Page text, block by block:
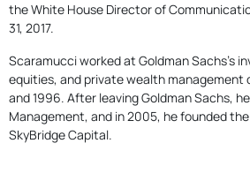
the White House Director of
31, 2017.
Scaramucci worked at Goldman Sachs's
equities, and private wealth management
and 1996. After leaving Goldman Sachs,
Management, and in 2005, he founded
SkyBridge Capital.